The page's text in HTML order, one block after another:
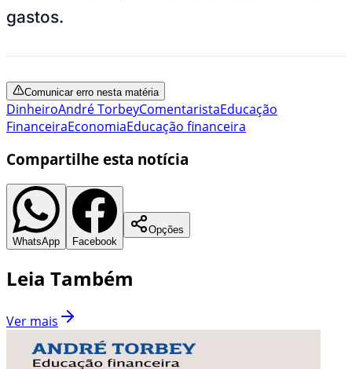
gastos.
Comunicar erro nesta matéria
DinheiroAndré TorbeyComentaristaEducação
FinanceiraEconomiaEducação financeira
Compartilhe esta notícia
WhatsApp Facebook
Opções
Leia Também
Ver mais